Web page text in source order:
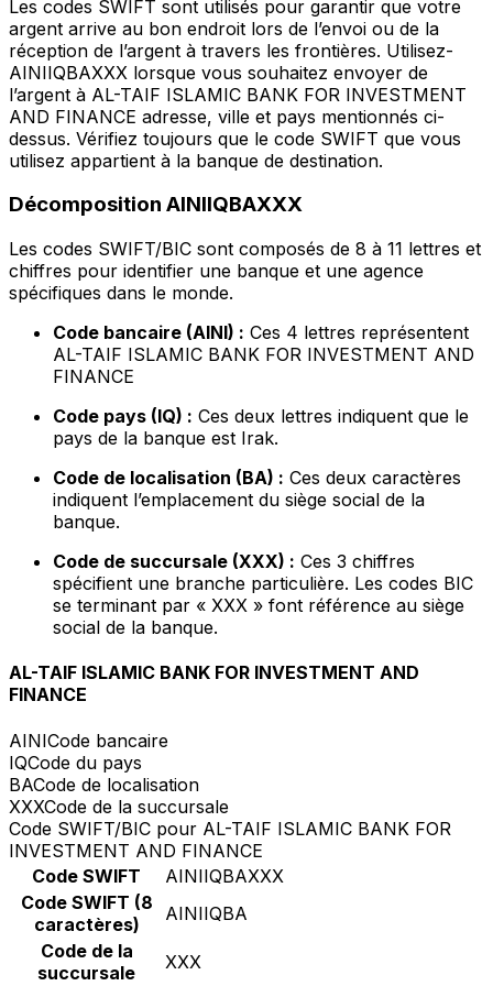
Les codes SWIFT sont utilisés pour garantir que votre
argent arrive au bon endroit lors de l’envoi ou de la
réception de l’argent à travers les frontières. Utilisez-
AINIIQBAXXX lorsque vous souhaitez envoyer de
l’argent à AL-TAIF ISLAMIC BANK FOR INVESTMENT
AND FINANCE adresse, ville et pays mentionnés ci-
dessus. Vérifiez toujours que le code SWIFT que vous
utilisez appartient à la banque de destination.
Décomposition AINIIQBAXXX
Les codes SWIFT/BIC sont composés de 8 à 11 lettres et
chiffres pour identifier une banque et une agence
spécifiques dans le monde.
Code bancaire (AINI) : Ces 4 lettres représentent
AL-TAIF ISLAMIC BANK FOR INVESTMENT AND
FINANCE
Code pays (IQ) : Ces deux lettres indiquent que le
pays de la banque est Irak.
Code de localisation (BA) : Ces deux caractères
indiquent l’emplacement du siège social de la
banque.
Code de succursale (XXX) : Ces 3 chiffres
spécifient une branche particulière. Les codes BIC
se terminant par « XXX » font référence au siège
social de la banque.
AL-TAIF ISLAMIC BANK FOR INVESTMENT AND
FINANCE
AINICode bancaire
IQCode du pays
BACode de localisation
XXXCode de la succursale
Code SWIFT/BIC pour AL-TAIF ISLAMIC BANK FOR
INVESTMENT AND FINANCE
Code SWIFT
AINIIQBAXXX
Code SWIFT (8
caractères)
AINIIQBA
Code de la
succursale
XXX